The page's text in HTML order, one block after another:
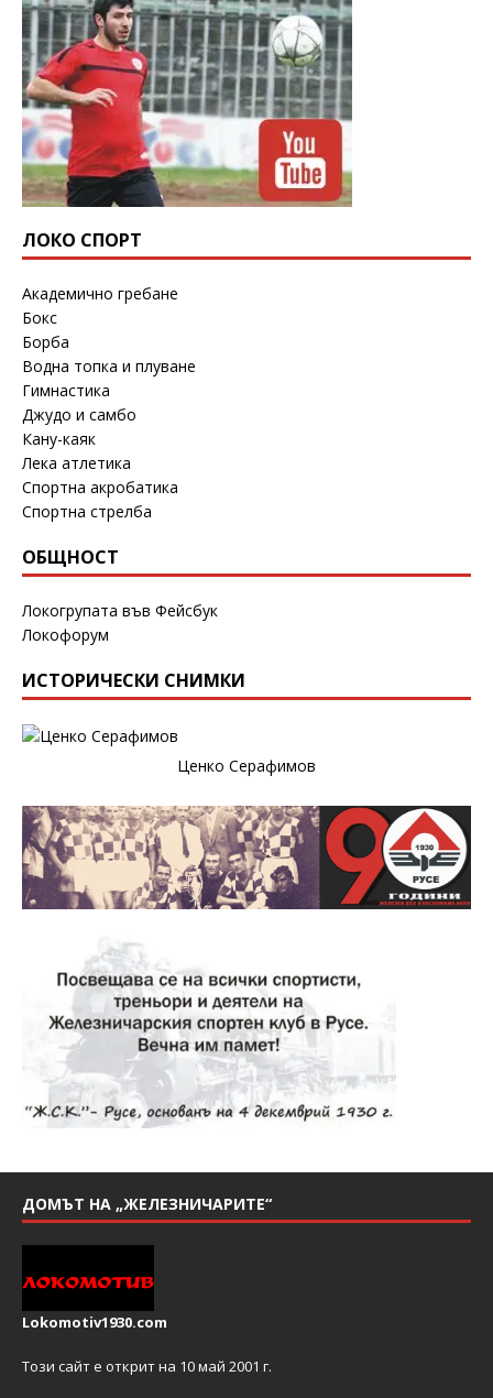
ЛОКО СПОРТ
Академично гребане
Бокс
Борба
Водна топка и плуване
Гимнастика
Джудо и самбо
Кану-каяк
Лека атлетика
Спортна акробатика
Спортна стрелба
ОБЩНОСТ
Локогрупата във Фейсбук
Локофорум
ИСТОРИЧЕСКИ СНИМКИ
Ценко Серафимов
ДОМЪТ НА „ЖЕЛЕЗНИЧАРИТЕ“
Lokomotiv1930.com
Този сайт е открит на 10 май 2001 г.